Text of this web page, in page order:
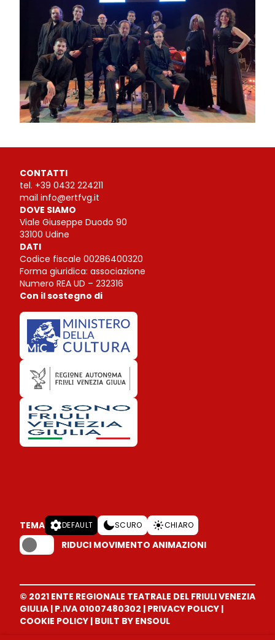
CONTATTI
tel. +39 0432 224211
mail info@ertfvg.it
DOVE SIAMO
Viale Giuseppe Duodo 90
33100 Udine
DATI
Codice fiscale 00286400320
Forma giuridica: associazione
Numero REA UD – 232316
Con il sostegno di
TEMA DEFAULT SCURO CHIARO
RIDUCI MOVIMENTO ANIMAZIONI
© 2021 ENTE REGIONALE TEATRALE DEL FRIULI VENEZIA
GIULIA | P.IVA 01007480302 | PRIVACY POLICY |
COOKIE POLICY | BUILT BY ENSOUL